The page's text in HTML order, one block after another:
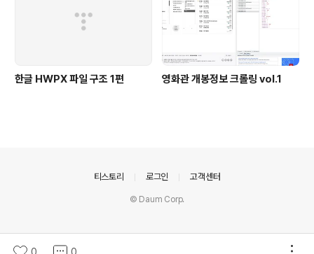
한글 HWPX 파일 구조 1편 영화관 개봉정보 크롤링 vol.1
티스토리 로그인 고객센터
© Daum Corp.